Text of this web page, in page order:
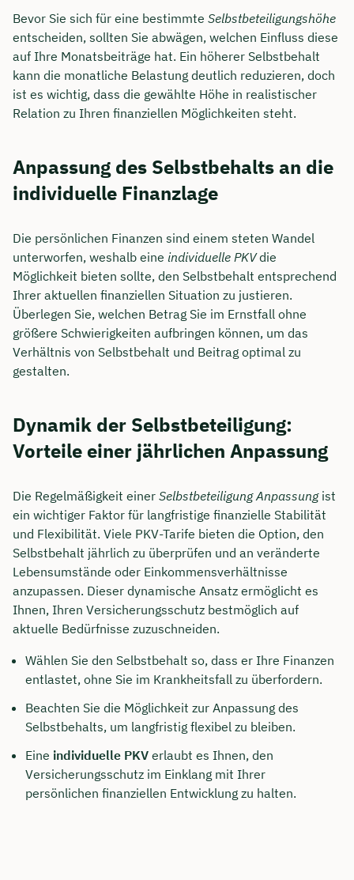
Bevor Sie sich für eine bestimmte Selbstbeteiligungshöhe
entscheiden, sollten Sie abwägen, welchen Einfluss diese
auf Ihre Monatsbeiträge hat. Ein höherer Selbstbehalt
kann die monatliche Belastung deutlich reduzieren, doch
ist es wichtig, dass die gewählte Höhe in realistischer
Relation zu Ihren finanziellen Möglichkeiten steht.
Anpassung des Selbstbehalts an die
individuelle Finanzlage
Die persönlichen Finanzen sind einem steten Wandel
unterworfen, weshalb eine individuelle PKVdie
Möglichkeit bieten sollte, den Selbstbehalt entsprechend
Ihrer aktuellen finanziellen Situation zu justieren.
Überlegen Sie, welchen Betrag Sie im Ernstfall ohne
größere Schwierigkeiten aufbringen können, um das
Verhältnis von Selbstbehalt und Beitrag optimal zu
gestalten.
Dynamik der Selbstbeteiligung:
Vorteile einer jährlichen Anpassung
Die Regelmäßigkeit einer Selbstbeteiligung Anpassungist
ein wichtiger Faktor für langfristige finanzielle Stabilität
und Flexibilität. Viele PKV-Tarife bieten die Option, den
Selbstbehalt jährlich zu überprüfen und an veränderte
Lebensumstände oder Einkommensverhältnisse
anzupassen. Dieser dynamische Ansatz ermöglicht es
Ihnen, Ihren Versicherungsschutz bestmöglich auf
aktuelle Bedürfnisse zuzuschneiden.
Wählen Sie den Selbstbehalt so, dass er Ihre Finanzen
entlastet, ohne Sie im Krankheitsfall zu überfordern.
Beachten Sie die Möglichkeit zur Anpassung des
Selbstbehalts, um langfristig flexibel zu bleiben.
Eine individuelle PKV erlaubt es Ihnen, den
Versicherungsschutz im Einklang mit Ihrer
persönlichen finanziellen Entwicklung zu halten.